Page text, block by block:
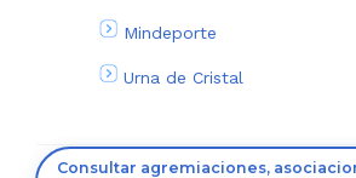
Mindeporte
Urna de Cristal
Consultar agremiaciones,